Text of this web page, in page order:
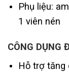
Phụ liệu:
1 viên nén
CÔNG DỤNG
Hỗ trợ tăng